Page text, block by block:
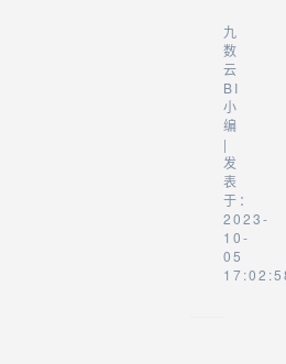
九
数
云
BI
小
编
|
发
表
于：
2023-
10-
05